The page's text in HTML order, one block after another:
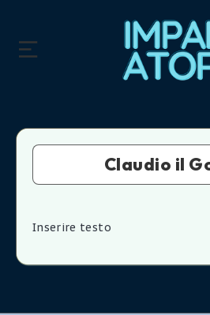
Claudio il
Inserire testo